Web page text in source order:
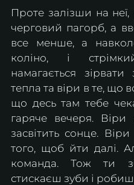
Проте залізши на
черговий пагорб, а
все менше, а
коліно, і
намагається
тепла та віри в те, що
що десь там тебе
гаряче вечеря.
засвітить сонце.
того, щоб йти далі.
команда. Тож ти
стискаєш зуби і